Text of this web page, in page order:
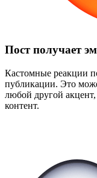
Пост получает
Кастомные реакции
публикации. Это
любой другой
контент.